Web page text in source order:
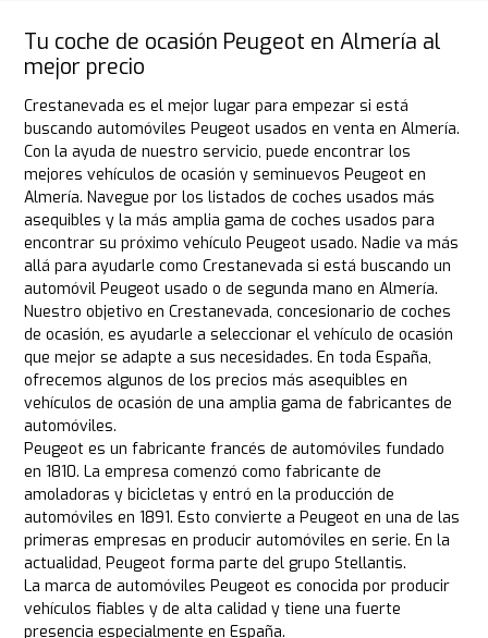
Tu coche de ocasión Peugeot en Almería al
mejor precio
Crestanevada es el mejor lugar para empezar si está
buscando automóviles Peugeot usados en venta en Almería.
Con la ayuda de nuestro servicio, puede encontrar los
mejores vehículos de ocasión y seminuevos Peugeot en
Almería. Navegue por los listados de coches usados más
asequibles y la más amplia gama de coches usados para
encontrar su próximo vehículo Peugeot usado. Nadie va más
allá para ayudarle como Crestanevada si está buscando un
automóvil Peugeot usado o de segunda mano en Almería.
Nuestro objetivo en Crestanevada, concesionario de coches
de ocasión, es ayudarle a seleccionar el vehículo de ocasión
que mejor se adapte a sus necesidades. En toda España,
ofrecemos algunos de los precios más asequibles en
vehículos de ocasión de una amplia gama de fabricantes de
automóviles.
Peugeot es un fabricante francés de automóviles fundado
en 1810. La empresa comenzó como fabricante de
amoladoras y bicicletas y entró en la producción de
automóviles en 1891. Esto convierte a Peugeot en una de las
primeras empresas en producir automóviles en serie. En la
actualidad, Peugeot forma parte del grupo Stellantis.
La marca de automóviles Peugeot es conocida por producir
vehículos fiables y de alta calidad y tiene una fuerte
presencia especialmente en España.